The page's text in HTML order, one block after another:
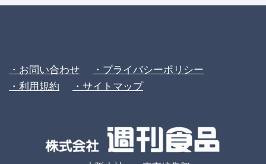
・お問い合わせ
・プライバシーポリシー
・利用規約
・サイトマップ